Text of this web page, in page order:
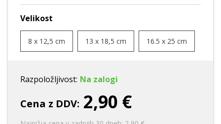
Velikost
8 x 12,5 cm 13 x 18,5 cm 16.5 x 25 cm
Razpoložljivost: Na zalogi
Cena z DDV: 2,90 €